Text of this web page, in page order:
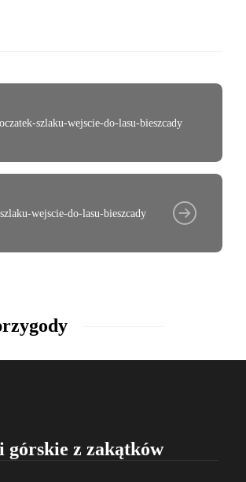
szlaku-wejscie-do-lasu-bieszcady
wejscie-do-lasu-bieszcady
górskie z zakątków